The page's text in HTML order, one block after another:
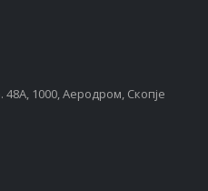
1000, Аеродром, Скопје